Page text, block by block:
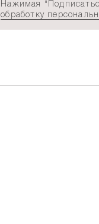
Нажимая
обработку